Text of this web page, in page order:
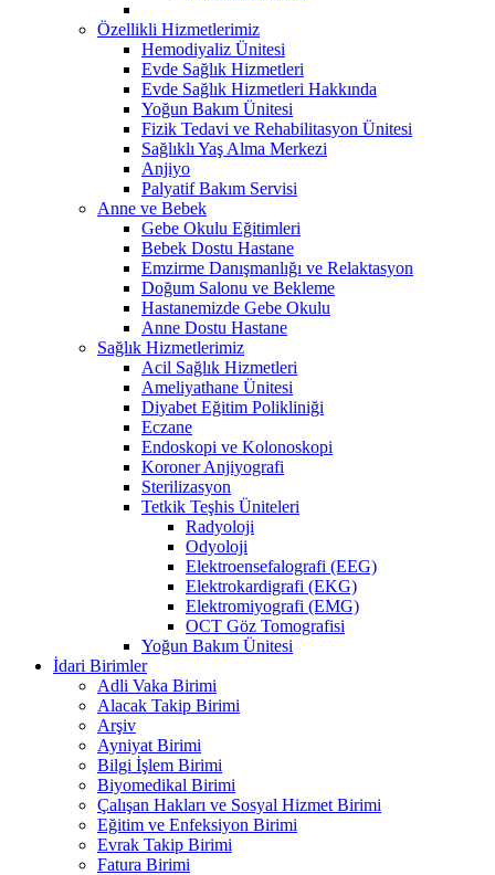
Özellikli Hizmetlerimiz
Hemodiyaliz Ünitesi
Evde Sağlık Hizmetleri
Evde Sağlık Hizmetleri Hakkında
Yoğun Bakım Ünitesi
Fizik Tedavi ve Rehabilitasyon Ünitesi
Sağlıklı Yaş Alma Merkezi
Anjiyo
Palyatif Bakım Servisi
Anne ve Bebek
Gebe Okulu Eğitimleri
Bebek Dostu Hastane
Emzirme Danışmanlığı ve Relaktasyon
Doğum Salonu ve Bekleme
Hastanemizde Gebe Okulu
Anne Dostu Hastane
Sağlık Hizmetlerimiz
Acil Sağlık Hizmetleri
Ameliyathane Ünitesi
Diyabet Eğitim Polikliniği
Eczane
Endoskopi ve Kolonoskopi
Koroner Anjiyografi
Sterilizasyon
Tetkik Teşhis Üniteleri
Radyoloji
Odyoloji
Elektroensefalografi (EEG)
Elektrokardigrafi (EKG)
Elektromiyografi (EMG)
OCT Göz Tomografisi
Yoğun Bakım Ünitesi
İdari Birimler
Adli Vaka Birimi
Alacak Takip Birimi
Arşiv
Ayniyat Birimi
Bilgi İşlem Birimi
Biyomedikal Birimi
Çalışan Hakları ve Sosyal Hizmet Birimi
Eğitim ve Enfeksiyon Birimi
Evrak Takip Birimi
Fatura Birimi